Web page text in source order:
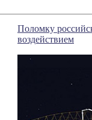
Поломку
воздействием